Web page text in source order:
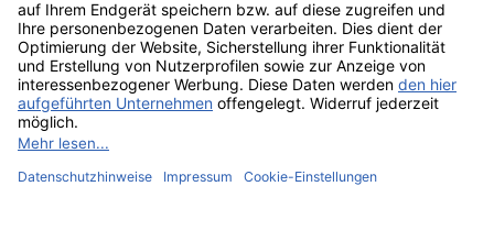
Contact us
erio FRESH GmbH & Co. KG
Stader Landstr. 7
28719 Bremen
+49 (0) 421 169 817 80